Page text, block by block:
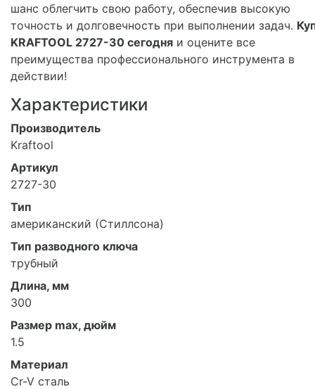
шанс облегчить свою работу, обеспечив высокую
точность и долговечность при выполнении задач.
KRAFTOOL 2727-30 сегодня и оцените все
преимущества профессионального инструмента в
действии!
Характеристики
Производитель
Kraftool
Артикул
2727-30
Тип
американский (Стиллсона)
Тип разводного ключа
трубный
Длина, мм
300
Размер max, дюйм
1.5
Материал
Cr-V сталь